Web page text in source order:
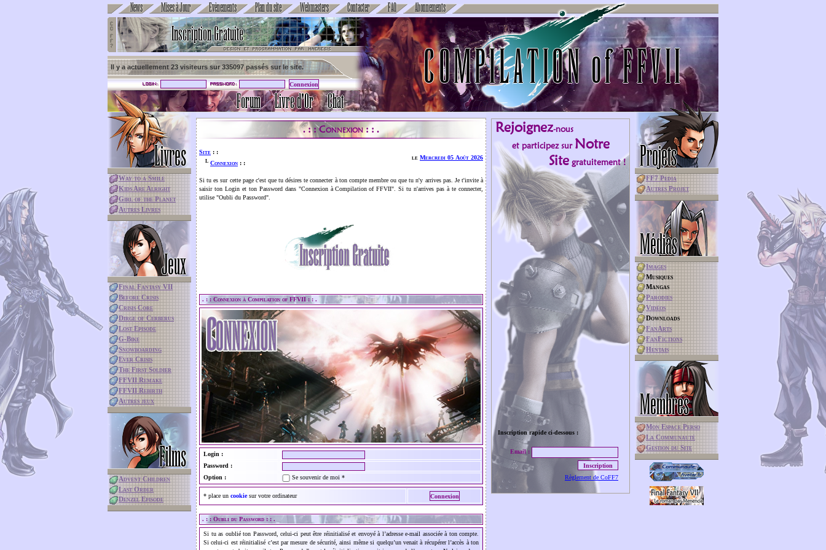
News Mises à Jour Evènements Plan du site Webmasters Contacter FAQ Abonnements
Inscription Gratuite
FFVII
COMPILATION of
Il y a actuellement 23 visiteurs sur 335097 passés sur le site.
Forum Livre d'Or Chat
Livres
Way to a Smile
Kids Are Alright
Girl of the Planet
Autres Livres
Jeux
Final Fantasy VII
Before Crisis
Crisis Core
Dirge of Cerberus
Lost Episode
G-Bike
Snowboarding
Ever Crisis
The First Soldier
FFVII Remake
FFVII Rebirth
Autres jeux
Films
Advent Children
Last Order
Denzel Episode
. : :Connexion: : .
Site : :
L Connexion : :
le Mercredi 05 Août 2026
Si tu es sur cette page c'est que tu désires te connecter à ton compte membre ou que tu n'y arrives pas. Je t'invite à
saisir ton Login et ton Password dans "Connexion à Compilation of FFVII". Si tu n'arrives pas à te connecter,
utilise "Oubli du Password".
. : : Connexion à Compilation of FFVII : : .
Login :
Password :
Option :
Se souvenir de moi *
* place un cookiesur votre ordinateur
. : : Oubli du Password : : .
Si tu as oublié ton Password, celui-ci peut être réinitialisé et envoyé à l’adresse e-mail associée à ton compte.
Si celui-ci est réinitialisé c’est par mesure de sécurité, ainsi même si quelqu’un venait à récupérer l’accès à ton
Rejoignez-nous
et participez sur Notre
Site gratuitement !
Inscription rapide ci-dessous :
Email :
Règlement de CoFF7
Projets
FF7 Pedia
Autres Projet
Médias
Images
Musiques
Mangas
Parodies
Vidéos
Downloads
FanArts
FanFictions
Hentais
Membres
Mon Espace Perso
La Communauté
Gestion du Site